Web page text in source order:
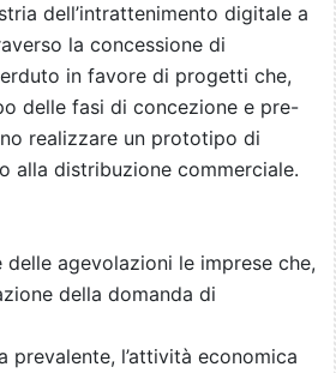
dell’intrattenimento digitale a
la concessione di
in favore di progetti che,
delle fasi di concezione e pre-
realizzare un prototipo di
alla distribuzione commerciale.
delle agevolazioni le imprese che,
della domanda di
prevalente, l’attività economica